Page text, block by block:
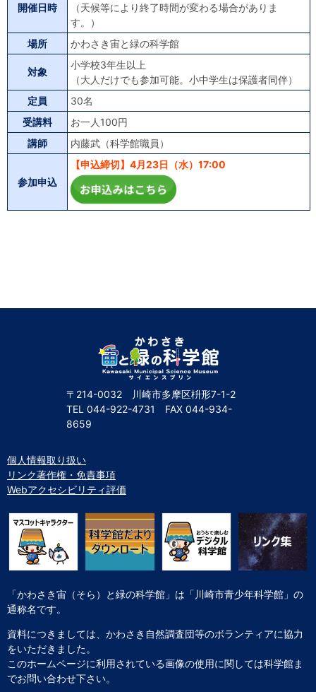
開催日時
（天候等により終了時間が変わる場合がありま
す。）
場所
かわさき宙と緑の科学館
対象
小学校3年生以上
（大人だけでも参加可能。小中学生は保護者同伴）
定員
30名
受講料
お一人100円
講師
内藤武（科学館職員）
参加申込
【申込締切】4月23日（水）17:00
〒214-0032 川崎市多摩区枡形7-1-2
TEL 044-922-4731 FAX 044-934-
8659
個人情報取り扱い
リンク著作権・免責事項
Webアクセシビリティ評価
「かわさき宙（そら）と緑の科学館」は「川崎市青少年科学館」の
通称名です。
資料につきましては、かわさき自然調査団等のボランティアに協力
をいただきました。
このホームページに利用されている画像の使用に関しては科学館ま
でお問い合わせ下さい。